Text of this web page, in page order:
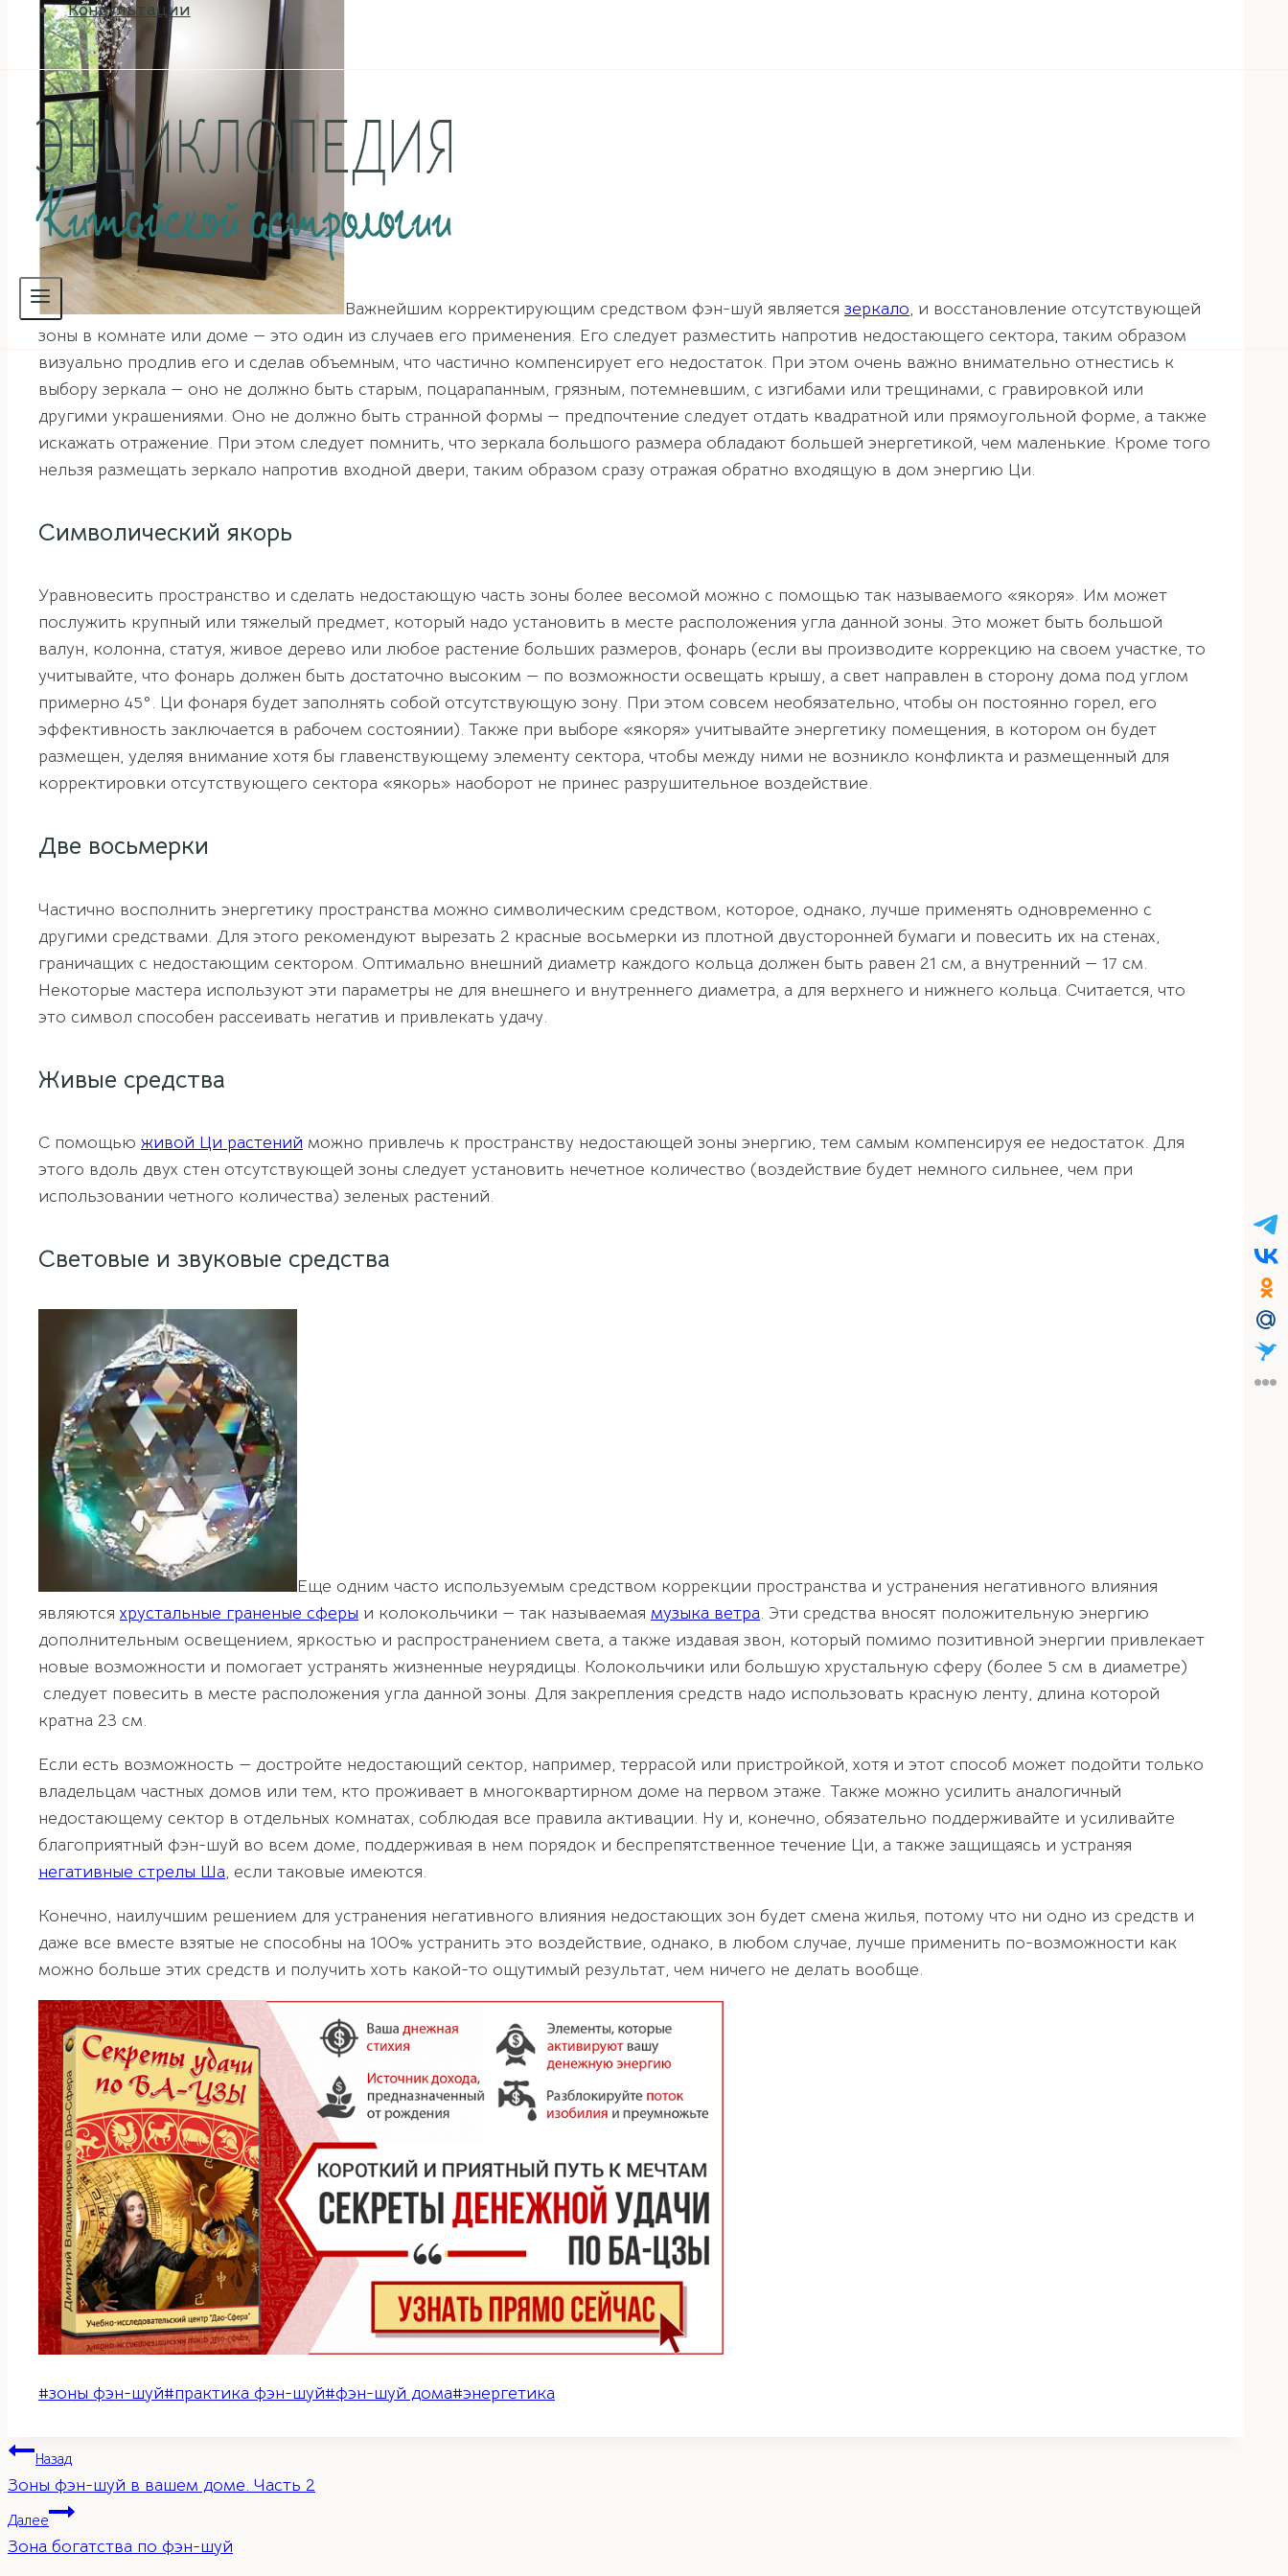
Консультации
Важнейшим корректирующим средством фэн-шуй является зеркало, и восстановление отсутствующей
зоны в комнате или доме — это один из случаев его применения. Его следует разместить напротив недостающего сектора, таким образом
визуально продлив его и сделав объемным, что частично компенсирует его недостаток. При этом очень важно внимательно отнестись к
выбору зеркала — оно не должно быть старым, поцарапанным, грязным, потемневшим, с изгибами или трещинами, с гравировкой или
другими украшениями. Оно не должно быть странной формы — предпочтение следует отдать квадратной или прямоугольной форме, а также
искажать отражение. При этом следует помнить, что зеркала большого размера обладают большей энергетикой, чем маленькие. Кроме того
нельзя размещать зеркало напротив входной двери, таким образом сразу отражая обратно входящую в дом энергию Ци.
Символический якорь
Уравновесить пространство и сделать недостающую часть зоны более весомой можно с помощью так называемого «якоря». Им может
послужить крупный или тяжелый предмет, который надо установить в месте расположения угла данной зоны. Это может быть большой
валун, колонна, статуя, живое дерево или любое растение больших размеров, фонарь (если вы производите коррекцию на своем участке, то
учитывайте, что фонарь должен быть достаточно высоким — по возможности освещать крышу, а свет направлен в сторону дома под углом
примерно 45°. Ци фонаря будет заполнять собой отсутствующую зону. При этом совсем необязательно, чтобы он постоянно горел, его
эффективность заключается в рабочем состоянии). Также при выборе «якоря» учитывайте энергетику помещения, в котором он будет
размещен, уделяя внимание хотя бы главенствующему элементу сектора, чтобы между ними не возникло конфликта и размещенный для
корректировки отсутствующего сектора «якорь» наоборот не принес разрушительное воздействие.
Две восьмерки
Частично восполнить энергетику пространства можно символическим средством, которое, однако, лучше применять одновременно с
другими средствами. Для этого рекомендуют вырезать 2 красные восьмерки из плотной двусторонней бумаги и повесить их на стенах,
граничащих с недостающим сектором. Оптимально внешний диаметр каждого кольца должен быть равен 21 см, а внутренний — 17 см.
Некоторые мастера используют эти параметры не для внешнего и внутреннего диаметра, а для верхнего и нижнего кольца. Считается, что
это символ способен рассеивать негатив и привлекать удачу.
Живые средства
С помощью живой Ци растений можно привлечь к пространству недостающей зоны энергию, тем самым компенсируя ее недостаток. Для
этого вдоль двух стен отсутствующей зоны следует установить нечетное количество (воздействие будет немного сильнее, чем при
использовании четного количества) зеленых растений.
Световые и звуковые средства
Еще одним часто используемым средством коррекции пространства и устранения негативного влияния
являются хрустальные граненые сферы и колокольчики — так называемая музыка ветра. Эти средства вносят положительную энергию
дополнительным освещением, яркостью и распространением света, а также издавая звон, который помимо позитивной энергии привлекает
новые возможности и помогает устранять жизненные неурядицы. Колокольчики или большую хрустальную сферу (более 5 см в диаметре)
следует повесить в месте расположения угла данной зоны. Для закрепления средств надо использовать красную ленту, длина которой
кратна 23 см.
Если есть возможность — достройте недостающий сектор, например, террасой или пристройкой, хотя и этот способ может подойти только
владельцам частных домов или тем, кто проживает в многоквартирном доме на первом этаже. Также можно усилить аналогичный
недостающему сектор в отдельных комнатах, соблюдая все правила активации. Ну и, конечно, обязательно поддерживайте и усиливайте
благоприятный фэн-шуй во всем доме, поддерживая в нем порядок и беспрепятственное течение Ци, а также защищаясь и устраняя
негативные стрелы Ша, если таковые имеются.
Конечно, наилучшим решением для устранения негативного влияния недостающих зон будет смена жилья, потому что ни одно из средств и
даже все вместе взятые не способны на 100% устранить это воздействие, однако, в любом случае, лучше применить по-возможности как
можно больше этих средств и получить хоть какой-то ощутимый результат, чем ничего не делать вообще.
Метки
#зоны фэн-шуй#практика фэн-шуй#фэн-шуй дома#энергетика
Навигация
по
записям
Назад
Зоны фэн-шуй в вашем доме. Часть 2
Далее
Зона богатства по фэн-шуй